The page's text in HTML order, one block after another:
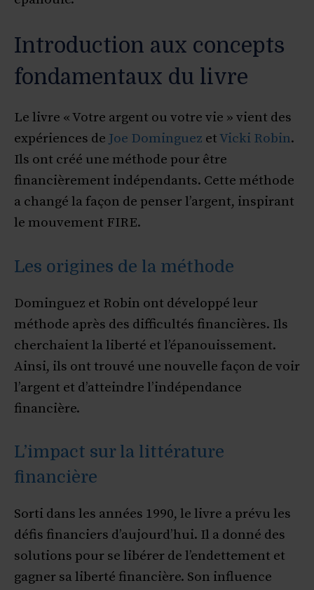
Introduction aux concepts
fondamentaux du livre
Le livre « Votre argent ou votre vie » vient des
expériences de Joe Dominguez etVicki Robin.
Ils ont créé une méthode pour être
financièrement indépendants. Cette méthode
a changé la façon de penser l’argent, inspirant
le mouvement FIRE.
Les origines de la méthode
Dominguez et Robin ont développé leur
méthode après des difficultés financières. Ils
cherchaient la liberté et l’épanouissement.
Ainsi, ils ont trouvé une nouvelle façon de voir
l’argent et d’atteindre l’indépendance
financière.
L’impact sur la littérature
financière
Sorti dans les années 1990, le livre a prévu les
défis financiers d’aujourd’hui. Il a donné des
solutions pour se libérer de l’endettement et
gagner sa liberté financière. Son influence